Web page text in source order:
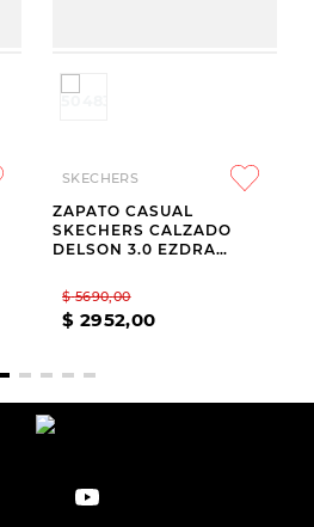
SKECHERS
ZAPATO CASUAL
SKECHERS CALZADO
DELSON 3.0 EZDRA
$ 5690,00
$ 2952,00